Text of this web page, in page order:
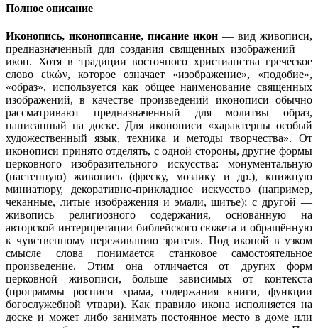
Полное описание
Иконопись, иконописание, писание икон — вид живописи,
предназначенный для создания священных изображений —
икон. Хотя в традиции восточного христианства греческое
слово εἰκών, которое означает «изображение», «подобие»,
«образ», используется как общее наименование священных
изображений, в качестве произведений иконописи обычно
рассматривают предназначенный для молитвы образ,
написанный на доске. Для иконописи «характерны особый
художественный язык, техника и методы творчества». От
иконописи принято отделять, с одной стороны, другие формы
церковного изобразительного искусства: монументальную
(настенную) живопись (фреску, мозаику и др.), книжную
миниатюру, декоративно-прикладное искусство (например,
чеканные, литые изображения и эмали, шитье); с другой —
живопись религиозного содержания, основанную на
авторской интерпретации библейского сюжета и обращённую
к чувственному переживанию зрителя. Под иконой в узком
смысле слова понимается станковое самостоятельное
произведение. Этим она отличается от других форм
церковной живописи, больше зависимых от контекста
(программы росписи храма, содержания книги, функции
богослужебной утвари). Как правило икона исполняется на
доске и может либо занимать постоянное место в доме или